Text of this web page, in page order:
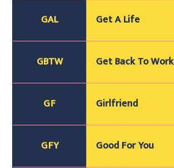
GAL Get A Life
GBTW Get Back To Work
GF Girlfriend
GFY Good For You